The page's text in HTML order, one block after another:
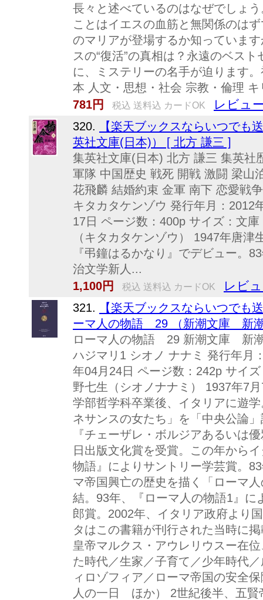
長々と述べているのはなぜでしょ
ことはイエスの血筋と無関係のは
のマリアが登場するか知っていま
スの“復活”の真相は？永遠のベス
に、ミステリーの名手が迫ります
本 人文・思想・社会 宗教・倫理
781円
税込 送料込 カードOK レビュ
320.
【楽天ブックスならいつでも
英社文庫(日本)） [ 北方 謙三 ]
集英社文庫(日本) 北方 謙三 集英社
軍隊 中国歴史 戦死 開戦 激闘 梁山
花飛麟 結婚約束 金軍 南下 恋愛戦
キタカタケンゾウ 発行年月：2012
17日 ページ数：400p サイズ：文
（キタカタケンゾウ） 1947年唐
『弔鐘はるかなり』でデビュー。
治文学新人...
1,100円
税込 送料込 カードOK レビ
321.
【楽天ブックスならいつでも
ーマ人の物語 29 （新潮文庫 新
ローマ人の物語 29 新潮文庫 新
ハジマリ1 シオノ ナナミ 発行年月
年04月24日 ページ数：242p サイ
野七生（シオノナナミ） 1937年7
学部哲学科卒業後、イタリアに遊
ネサンスの女たち」を「中央公論
『チェーザレ・ボルジアあるいは
日出版文化賞を受賞。この年から
物語』によりサントリー学芸賞。
マ帝国興亡の歴史を描く「ローマ
結。93年、『ローマ人の物語1』
郎賞。2002年、イタリア政府より
タはこの書籍が刊行された当時に
皇帝マルクス・アウレリウスー在
た時代／生家／子育て／少年時代
ィロゾフィア／ローマ帝国の安全
人の一日 ほか） 2世紀後半、五賢